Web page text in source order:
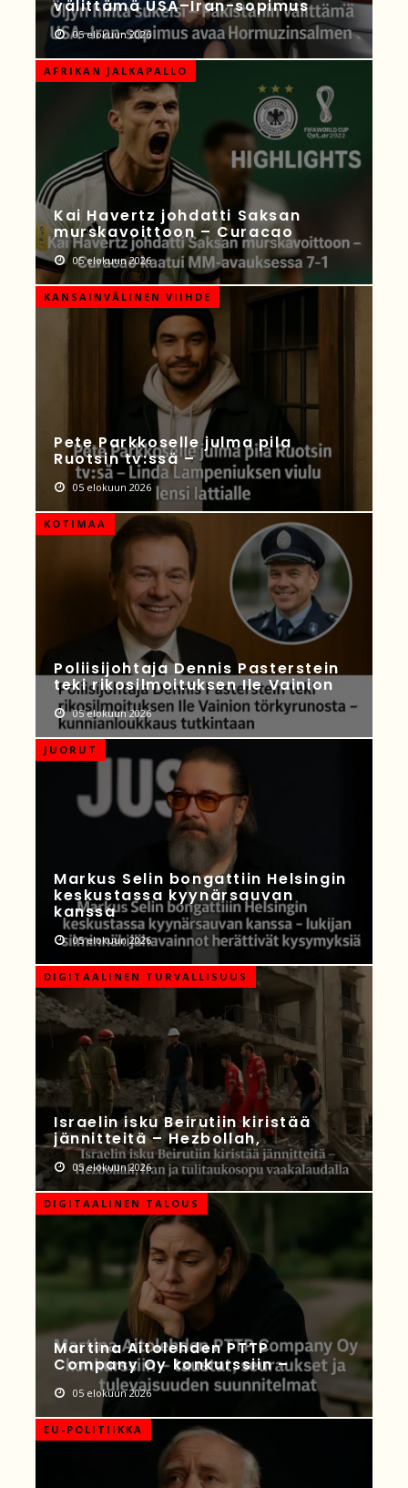
välittämä USA–Iran-sopimus
05 elokuun 2026
AFRIKAN JALKAPALLO
Kai Havertz johdatti Saksan
murskavoittoon – Curacao
05 elokuun 2026
KANSAINVÄLINEN VIIHDE
Pete Parkkoselle julma pila
Ruotsin tv:ssä –
05 elokuun 2026
KOTIMAA
Poliisijohtaja Dennis Pasterstein
teki rikosilmoituksen Ile Vainion
05 elokuun 2026
JUORUT
Markus Selin bongattiin Helsingin
keskustassa kyynärsauvan
kanssa
05 elokuun 2026
DIGITAALINEN TURVALLISUUS
Israelin isku Beirutiin kiristää
jännitteitä – Hezbollah,
05 elokuun 2026
DIGITAALINEN TALOUS
Martina Aitolehden PTTP
Company Oy konkurssiin –
05 elokuun 2026
EU-POLITIIKKA